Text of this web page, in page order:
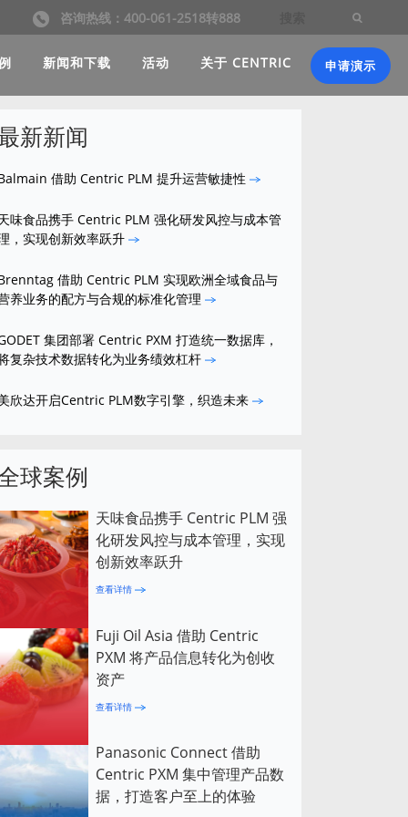
咨询热线：400-061-2518转888
新闻和下载 活动 关于 CENTRIC 申请演示
新新闻
借助 Centric PLM 提升运营敏捷性
味食品携手 Centric PLM 强化研发风控与成本管
，实现创新效率跃升
借助 Centric PLM 实现欧洲全域食品与
养业务的配方与合规的标准化管理
集团部署 Centric PXM 打造统一数据库，
复杂技术数据转化为业务绩效杠杆
欣达开启Centric PLM数字引擎，织造未来
球案例
天味食品携手 Centric PLM 强
化研发风控与成本管理，实现
创新效率跃升
查看详情
Fuji Oil Asia 借助 Centric
PXM 将产品信息转化为创收
资产
查看详情
Panasonic Connect 借助
Centric PXM 集中管理产品数
据，打造客户至上的体验